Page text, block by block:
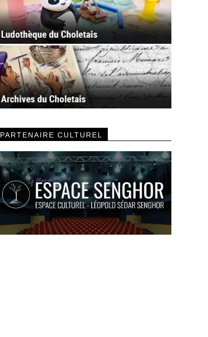
PARTENAIRE CULTUREL